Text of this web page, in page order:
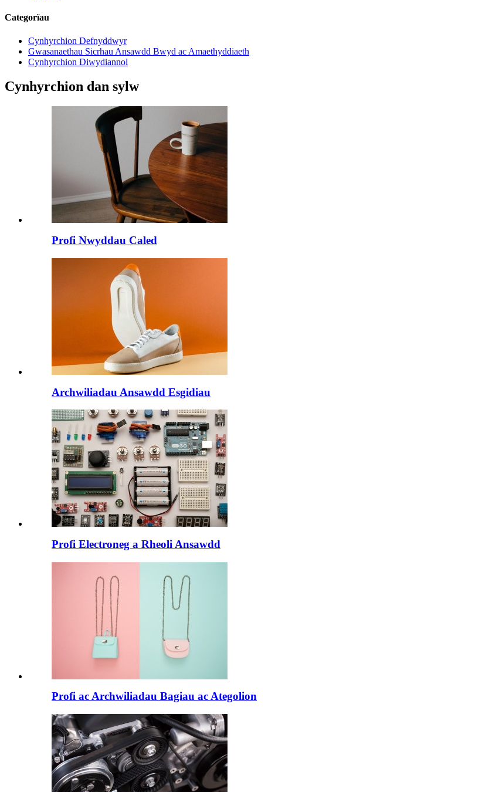
Categorïau
Cynhyrchion Defnyddwyr
Gwasanaethau Sicrhau Ansawdd Bwyd ac Amaethyddiaeth
Cynhyrchion Diwydiannol
Cynhyrchion dan sylw
Profi Nwyddau Caled
Archwiliadau Ansawdd Esgidiau
Profi Electroneg a Rheoli Ansawdd
Profi ac Archwiliadau Bagiau ac Ategolion